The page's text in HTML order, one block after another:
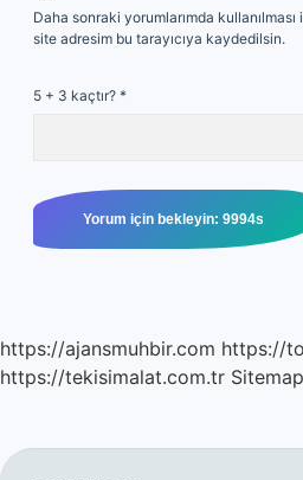
Daha sonraki yorumlarımda
site adresim bu tarayıcıya kaydedilsin.
5 + 3 kaçtır? *
https://ajansmuhbir.com https://
https://tekisimalat.com.tr Sitemap